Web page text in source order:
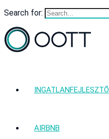
Search for:
INGATLANFEJLESZTŐ
AIRBNB